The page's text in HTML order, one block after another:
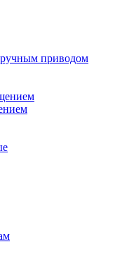
ручным приводом